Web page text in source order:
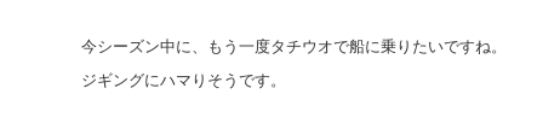
今シーズン中に、もう一度タチウオで船に乗りたいですね。
ジギングにハマりそうです。